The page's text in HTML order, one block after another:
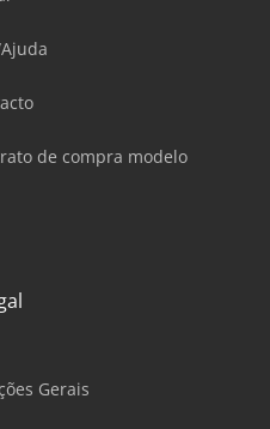
de compra modelo
Gerais